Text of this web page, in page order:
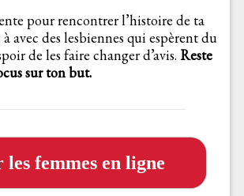
pour rencontrer l’histoire de ta
avec des lesbiennes qui espèrent du
de les faire changer d’avis. Reste
sur ton but.
les femmes en ligne